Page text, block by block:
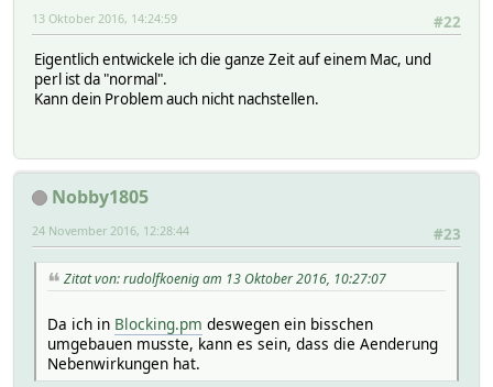
#22
13 Oktober 2016, 14:24:59
Eigentlich entwickele ich die ganze Zeit auf einem Mac, und
perl ist da "normal".
Kann dein Problem auch nicht nachstellen.
Nobby1805
#23
24 November 2016, 12:28:44
Zitat von: rudolfkoenig am 13 Oktober 2016, 10:27:07
Da ich in Blocking.pm deswegen ein bisschen
umgebauen musste, kann es sein, dass die Aenderung
Nebenwirkungen hat.